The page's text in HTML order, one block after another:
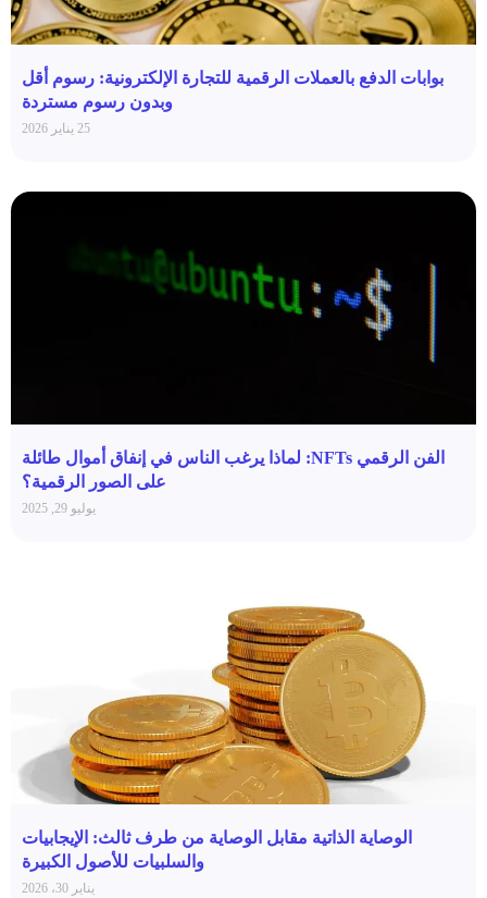
بوابات الدفع بالعملات الرقمية للتجارة الإلكترونية: رسوم أقل
وبدون رسوم مستردة
25 يناير 2026
الفن الرقمي NFTs: لماذا يرغب الناس في إنفاق أموال طائلة
على الصور الرقمية؟
يوليو 29, 2025
الوصاية الذاتية مقابل الوصاية من طرف ثالث: الإيجابيات
والسلبيات للأصول الكبيرة
يناير 30، 2026